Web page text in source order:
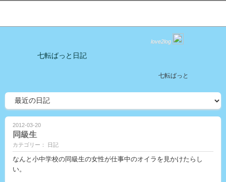
love2log
七転ばっと日記
七転ばっと
2012-03-20
同級生
カテゴリー： 日記
なんと小中学校の同級生の女性が仕事中のオイラを見かけたらし
い。